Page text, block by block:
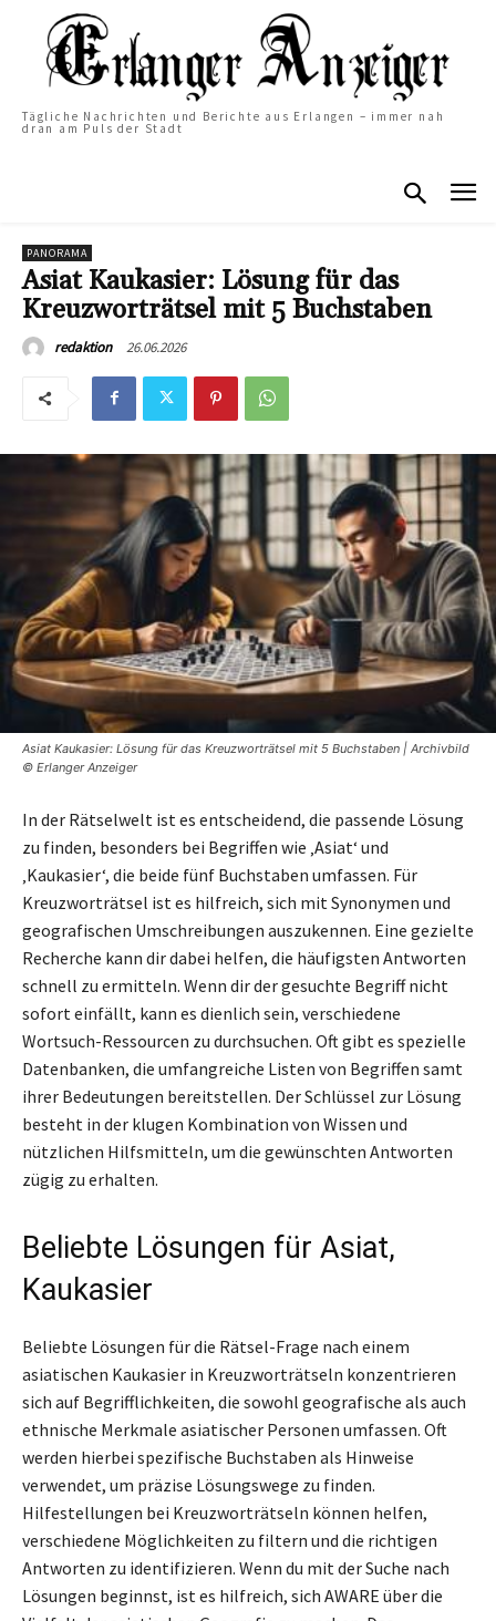
Tägliche Nachrichten und Berichte aus Erlangen – immer nah
dran am Puls der Stadt
PANORAMA
Asiat Kaukasier: Lösung für das
Kreuzworträtsel mit 5 Buchstaben
redaktion 26.06.2026
Asiat Kaukasier: Lösung für das Kreuzworträtsel mit 5 Buchstaben | Archivbild
© Erlanger Anzeiger
In der Rätselwelt ist es entscheidend, die passende Lösung
zu finden, besonders bei Begriffen wie ‚Asiat‘ und
‚Kaukasier‘, die beide fünf Buchstaben umfassen. Für
Kreuzworträtsel ist es hilfreich, sich mit Synonymen und
geografischen Umschreibungen auszukennen. Eine gezielte
Recherche kann dir dabei helfen, die häufigsten Antworten
schnell zu ermitteln. Wenn dir der gesuchte Begriff nicht
sofort einfällt, kann es dienlich sein, verschiedene
Wortsuch-Ressourcen zu durchsuchen. Oft gibt es spezielle
Datenbanken, die umfangreiche Listen von Begriffen samt
ihrer Bedeutungen bereitstellen. Der Schlüssel zur Lösung
besteht in der klugen Kombination von Wissen und
nützlichen Hilfsmitteln, um die gewünschten Antworten
zügig zu erhalten.
Beliebte Lösungen für Asiat,
Kaukasier
Beliebte Lösungen für die Rätsel-Frage nach einem
asiatischen Kaukasier in Kreuzworträtseln konzentrieren
sich auf Begrifflichkeiten, die sowohl geografische als auch
ethnische Merkmale asiatischer Personen umfassen. Oft
werden hierbei spezifische Buchstaben als Hinweise
verwendet, um präzise Lösungswege zu finden.
Hilfestellungen bei Kreuzworträtseln können helfen,
verschiedene Möglichkeiten zu filtern und die richtigen
Antworten zu identifizieren. Wenn du mit der Suche nach
Lösungen beginnst, ist es hilfreich, sich AWARE über die